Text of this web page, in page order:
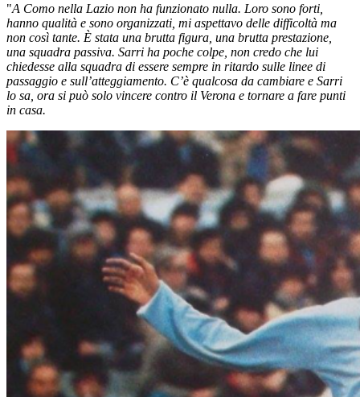
"A Como nella Lazio non ha funzionato nulla. Loro sono forti,
hanno qualità e sono organizzati, mi aspettavo delle difficoltà ma
non così tante. È stata una brutta figura, una brutta prestazione,
una squadra passiva. Sarri ha poche colpe, non credo che lui
chiedesse alla squadra di essere sempre in ritardo sulle linee di
passaggio e sull’atteggiamento. C’è qualcosa da cambiare e Sarri
lo sa, ora si può solo vincere contro il Verona e tornare a fare punti
in casa.